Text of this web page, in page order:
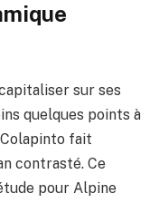
sur ses
quelques points à
fait
contrasté. Ce
pour Alpine